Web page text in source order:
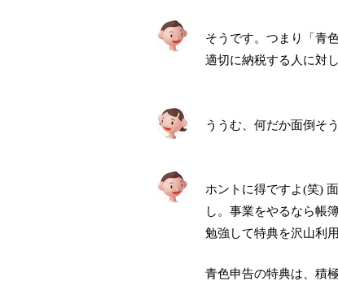
そうです。つまり「青
適切に納税する人に対
ううむ、何だか面倒そ
ホントに得ですよ(笑)
し。事業をやるなら帳
勉強して特典を沢山利
青色申告の特典は、積